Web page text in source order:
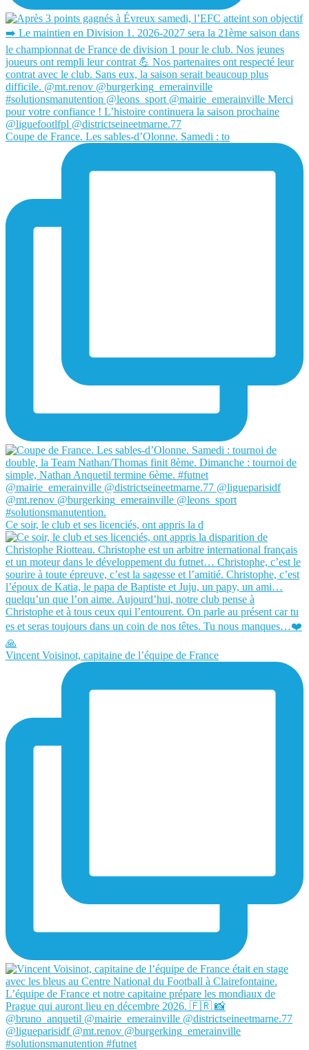
Coupe de France. Les sables-d’Olonne. Samedi : to
Ce soir, le club et ses licenciés, ont appris la d
Vincent Voisinot, capitaine de l’équipe de France